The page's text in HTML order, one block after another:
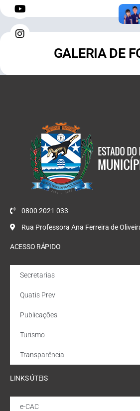
GALERIA DE
0800 2021 033
Rua Professora Ana Ferreira de
ACESSO RÁPIDO
Secretarias
Quatis Prev
Publicações
Turismo
Transparência
LINKS ÚTEIS
e-CAC